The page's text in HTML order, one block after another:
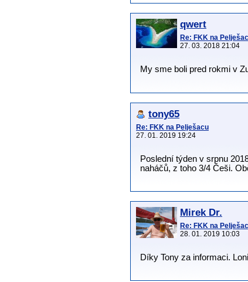
qwert
Re: FKK na
27. 03. 2018 21:04
My sme boli pred rokmi v
tony65
Re: FKK na Pelješacu
27. 01. 2019 19:24
Poslední týden v srpnu
naháčů, z toho 3/4 Češi.
Mirek Dr.
Re: FKK na
28. 01. 2019 10:03
Díky Tony za informaci.